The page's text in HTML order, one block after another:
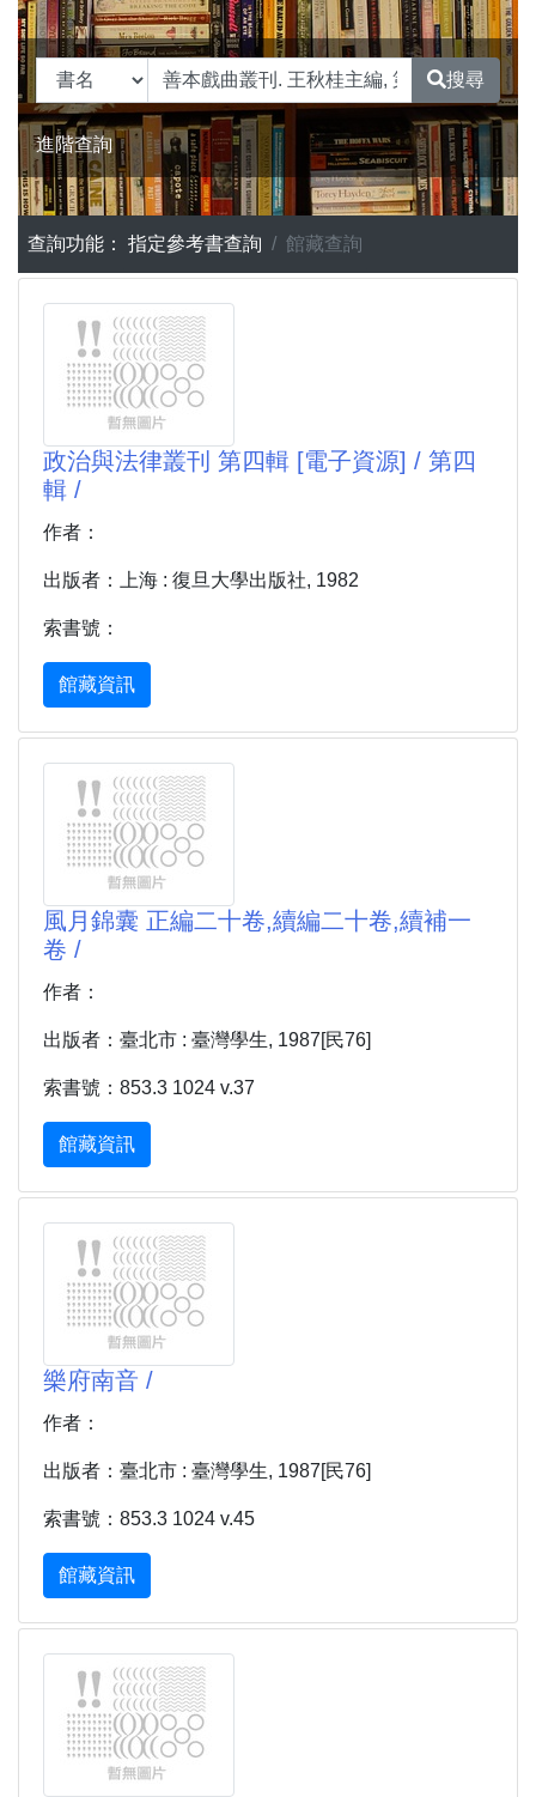
搜尋
進階查詢
查詢功能： 指定參考書查詢 館藏查詢
政治與法律叢刊 第四輯 [電子資源] / 第四
輯 /
作者：
出版者：上海 : 復旦大學出版社, 1982
索書號：
館藏資訊
風月錦囊 正編二十卷,續編二十卷,續補一
卷 /
作者：
出版者：臺北市 : 臺灣學生, 1987[民76]
索書號：853.3 1024 v.37
館藏資訊
樂府南音 /
作者：
出版者：臺北市 : 臺灣學生, 1987[民76]
索書號：853.3 1024 v.45
館藏資訊